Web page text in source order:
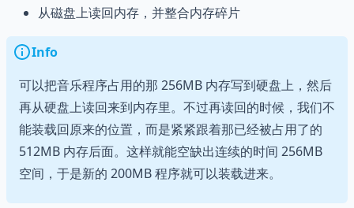
从磁盘上读回内存，并整合内存碎片
Info
可以把音乐程序占用的那 256MB 内存写到硬盘上，然后
再从硬盘上读回来到内存里。不过再读回的时候，我们不
能装载回原来的位置，而是紧紧跟着那已经被占用了的
512MB 内存后面。这样就能空缺出连续的时间 256MB
空间，于是新的 200MB 程序就可以装载进来。